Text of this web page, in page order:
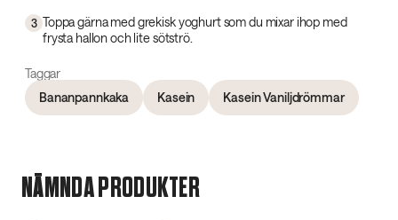
3 Toppa gärna med grekisk yoghurt som du mixar ihop med
frysta hallon och lite sötströ.
Taggar
Bananpannkaka
Kasein Kasein Vaniljdrömmar
NÄMNDA PRODUKTER